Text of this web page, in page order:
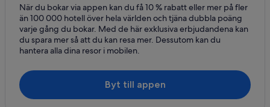
När du bokar via appen kan du få 10 % rabatt eller mer på fler
än 100 000 hotell över hela världen och tjäna dubbla poäng
varje gång du bokar. Med de här exklusiva erbjudandena kan
du spara mer så att du kan resa mer. Dessutom kan du
hantera alla dina resor i mobilen.
Byt till appen